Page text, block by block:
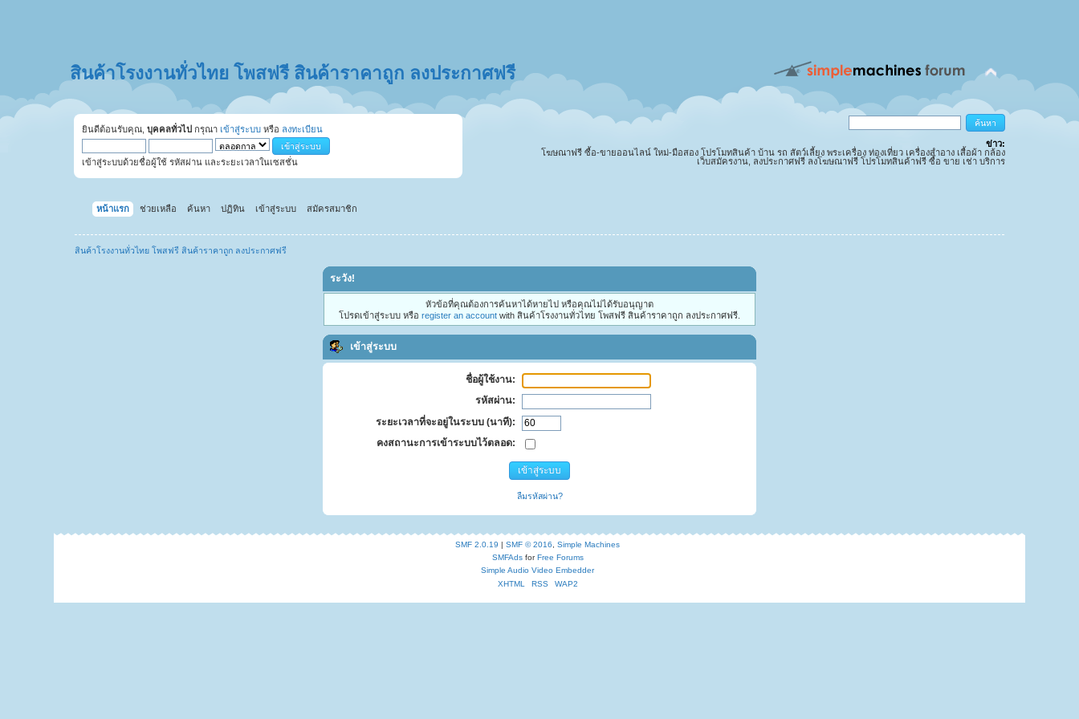
สินค้าโรงงานทั่วไทย โพสฟรี สินค้าราคาถูก ลงประกาศฟรี
ยินดีต้อนรับคุณ,บุคคลทั่วไป กรุณา เข้าสู่ระบบ หรือ ลงทะเบียน
เข้าสู่ระบบด้วยชื่อผู้ใช้ รหัสผ่าน และระยะเวลาในเซสชั่น
ข่าว:
โฆษณาฟรี ซื้อ-ขายออนไลน์ ใหม่-มือสอง โปรโมทสินค้า บ้าน รถ สัตว์เลี้ยง พระเครื่อง ท่องเที่ยว เครื่องสำอาง เสื้อผ้า กล้อง
เว็บสมัครงาน, ลงประกาศฟรี ลงโฆษณาฟรี โปรโมทสินค้าฟรี ซื้อ ขาย เช่า บริการ
หน้าแรก ช่วยเหลือ ค้นหา ปฏิทิน เข้าสู่ระบบ สมัครสมาชิก
สินค้าโรงงานทั่วไทย โพสฟรี สินค้าราคาถูก ลงประกาศฟรี
ระวัง!
หัวข้อที่คุณต้องการค้นหาได้หายไป หรือคุณไม่ได้รับอนุญาต
โปรดเข้าสู่ระบบ หรือ register an account with สินค้าโรงงานทั่วไทย โพสฟรี สินค้าราคาถูก ลงประกาศฟรี.
เข้าสู่ระบบ
ชื่อผู้ใช้งาน:
รหัสผ่าน:
ระยะเวลาที่จะอยู่ในระบบ (นาที):
คงสถานะการเข้าระบบไว้ตลอด:
ลืมรหัสผ่าน?
SMF 2.0.19 | SMF © 2016
Simple Machines
SMFAdsforFree Forums
Simple Audio Video Embedder
XHTML
RSS WAP2